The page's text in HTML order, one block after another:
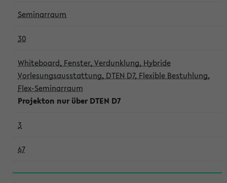
Seminarraum
30
Whiteboard, Fenster, Verdunklung, Hybride
Vorlesungsausstattung, DTEN D7, Flexible Bestuhlung,
Flex-Seminarraum
Projekton nur über DTEN D7
3
67